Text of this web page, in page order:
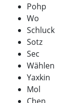
Pohp
Wo
Schluck
Sotz
Sec
Wählen
Yaxkin
Mol